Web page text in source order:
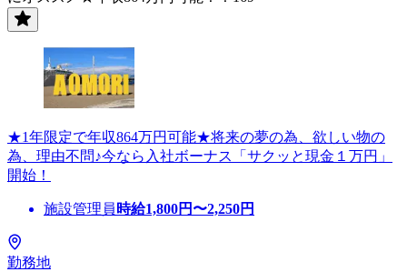
★1年限定で年収864万円可能★将来の夢の為、欲しい物の
為、理由不問♪今なら入社ボーナス「サクッと現金１万円」
開始！
施設管理員 時給1,800円〜2,250円
勤務地